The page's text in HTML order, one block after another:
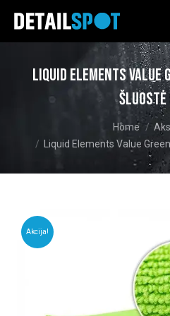
Liquid Elements
šluostė
Home
Liquid Elements Value
Akcija!